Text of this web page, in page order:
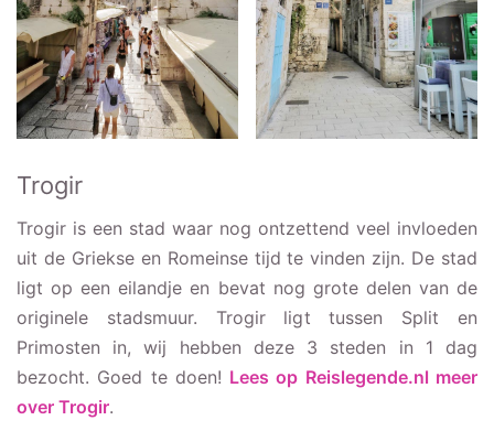
Trogir
Trogir is een stad waar nog ontzettend veel invloeden
uit de Griekse en Romeinse tijd te vinden zijn. De stad
ligt op een eilandje en bevat nog grote delen van de
originele stadsmuur. Trogir ligt tussen Split en
Primosten in, wij hebben deze 3 steden in 1 dag
bezocht. Goed te doen! Lees op Reislegende.nl meer
over Trogir.